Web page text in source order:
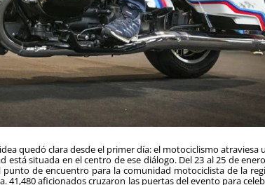
quedó clara desde el primer día: el motociclismo atraviesa
situada en el centro de ese diálogo. Del 23 al 25 de
de encuentro para la comunidad motociclista de la
41,480 aficionados cruzaron las puertas del evento para